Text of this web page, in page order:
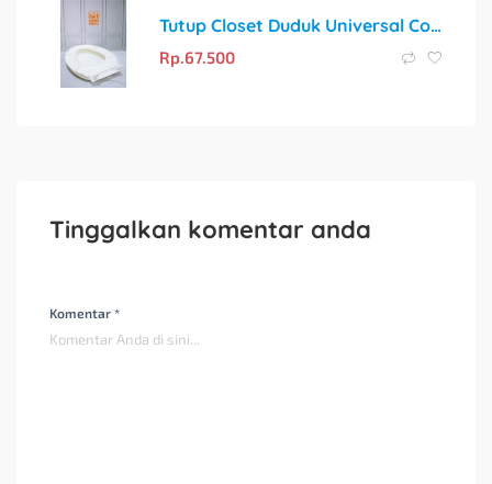
Tutup Closet Duduk Universal Cocok Semua Merk Komplit + Baut
Rp.67.500
Tinggalkan komentar anda
Komentar *